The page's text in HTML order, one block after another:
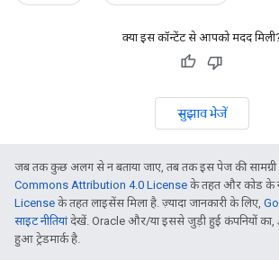
क्या इस कॉन्टेंट से आपको मदद
सुझाव भेजें
जब तक कुछ अलग से न बताया जाए, तब तक इस पेज की सामग्री
Commons Attribution 4.0 License के तहत और कोड के
License के तहत लाइसेंस मिला है. ज़्यादा जानकारी के लिए,
साइट नीतियांदेखें. Oracle और/या इससे जुड़ी हुई कंपनियों का,
हुआ ट्रेडमार्क है.